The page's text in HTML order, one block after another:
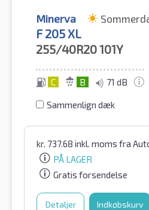
Minerva
F 205 XL
255/40R20101Y
C B 71 dB
Sammenlign dæk
kr. 737.68 inkl. moms fra
PÅ LAGER
Gratis forsendelse
Detaljer Indkøbskurv